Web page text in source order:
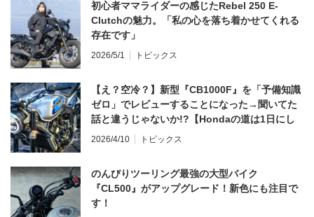
初心者ママライダーの感じたRebel 250 E-
Clutchの魅力。「私の心を落ち着かせてくれる
存在です」
2026/5/1 トピックス
【え？空冷？】新型『CB1000F』を「予備知識
ゼロ」でレビューすることになった→聞いてた
話と違うじゃないか!?【Hondaの道は1日にし
てならず／CB1000F ①第一印象 編】
2026/4/10 トピックス
のんびりツーリング最強の大型バイク
『CL500』がアップグレード！新色にも注目で
す！